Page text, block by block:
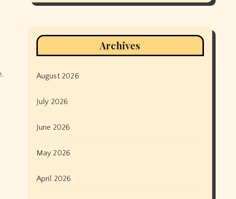
Archives
August 2026
July 2026
June 2026
May 2026
April 2026